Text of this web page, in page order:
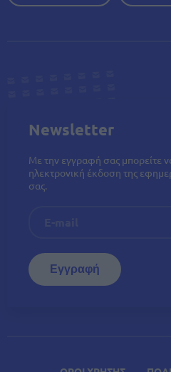
Newsletter
Με την εγγραφή σας μπορείτε
ηλεκτρονική έκδοση της
σας.